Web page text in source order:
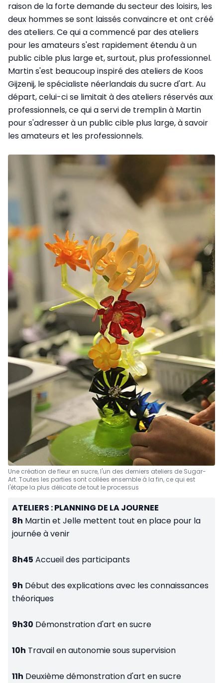
raison de la forte demande du secteur des loisirs, les
deux hommes se sont laissés convaincre et ont créé
des ateliers. Ce qui a commencé par des ateliers
pour les amateurs s'est rapidement étendu à un
public cible plus large et, surtout, plus professionnel.
Martin s'est beaucoup inspiré des ateliers de Koos
Gijzenij, le spécialiste néerlandais du sucre d'art. Au
départ, celui-ci se limitait à des ateliers réservés aux
professionnels, ce qui a servi de tremplin à Martin
pour s'adresser à un public cible plus large, à savoir
les amateurs et les professionnels.
Une création de fleur en sucre, l'un des derniers ateliers de Sugar-
Art. Toutes les parties sont collées ensemble à la fin, ce qui est
l'étape la plus délicate de tout le processus
ATELIERS : PLANNING DE LA JOURNEE
8h Martin et Jelle mettent tout en place pour la
journée à venir
8h45 Accueil des participants
9h Début des explications avec les connaissances
théoriques
9h30 Démonstration d'art en sucre
10h Travail en autonomie sous supervision
11h Deuxième démonstration d'art en sucre